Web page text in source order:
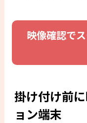
映像確認で
掛け付け前
ョン端末